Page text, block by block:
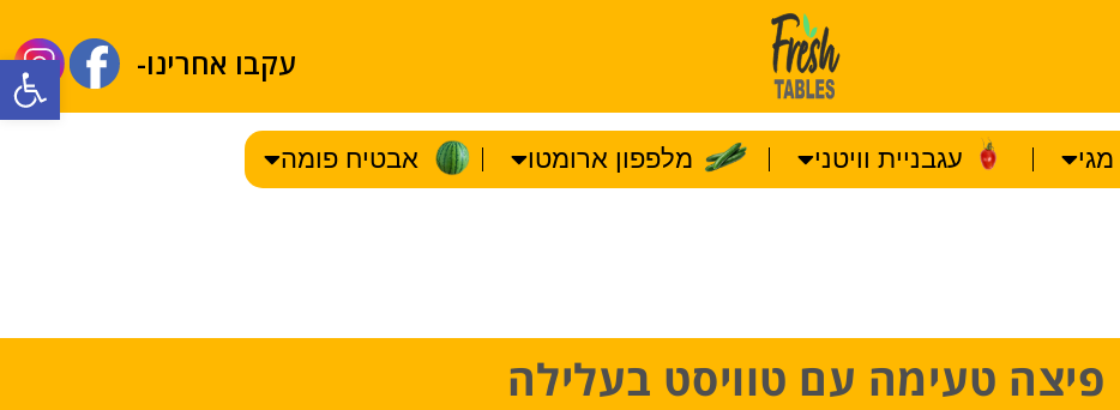
עקבו אחרינו-
מגי עגבניית וויטני מלפפון ארומטו אבטיח פומה
פיצה טעימה עם טוויסט בעלילה